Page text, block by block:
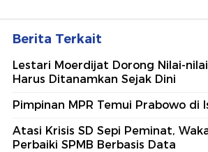
Berita Terkait
Lestari Moerdijat Dorong Nilai-
Harus Ditanamkan Sejak Dini
Pimpinan MPR Temui Prabowo di
Atasi Krisis SD Sepi Peminat,
Perbaiki SPMB Berbasis Data